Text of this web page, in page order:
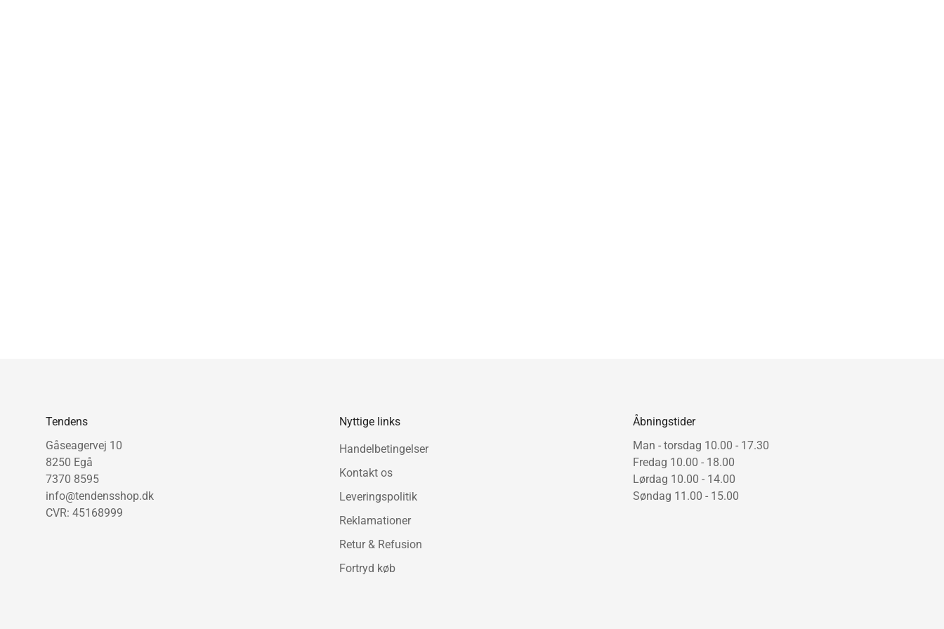
Tendens
Gåseagervej 10
8250 Egå
7370 8595
info@tendensshop.dk
CVR: 45168999
Nyttige links
Handelbetingelser
Kontakt os
Leveringspolitik
Reklamationer
Retur & Refusion
Fortryd køb
Åbningstider
Man - torsdag 10.00 - 17.30
Fredag 10.00 - 18.00
Lørdag 10.00 - 14.00
Søndag 11.00 - 15.00